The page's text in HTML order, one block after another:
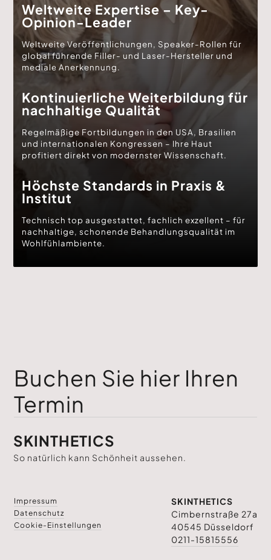
Weltweite Expertise – Key-
Opinion-Leader
Weltweite Veröffentlichungen, Speaker-Rollen für
global führende Filler- und Laser-Hersteller und
mediale Anerkennung.
Kontinuierliche Weiterbildung für
nachhaltige Qualität
Regelmäßige Fortbildungen in den USA, Brasilien
und internationalen Kongressen – Ihre Haut
profitiert direkt von modernster Wissenschaft.
Höchste Standards in Praxis &
Institut
Technisch top ausgestattet, fachlich exzellent – für
nachhaltige, schonende Behandlungsqualität im
Wohlfühlambiente.
Buchen Sie hier Ihren
Termin
SKINTHETICS
So natürlich kann Schönheit aussehen.
Impressum
Datenschutz
Cookie-Einstellungen
SKINTHETICS
Cimbernstraße 27a
40545 Düsseldorf
0211-15815556